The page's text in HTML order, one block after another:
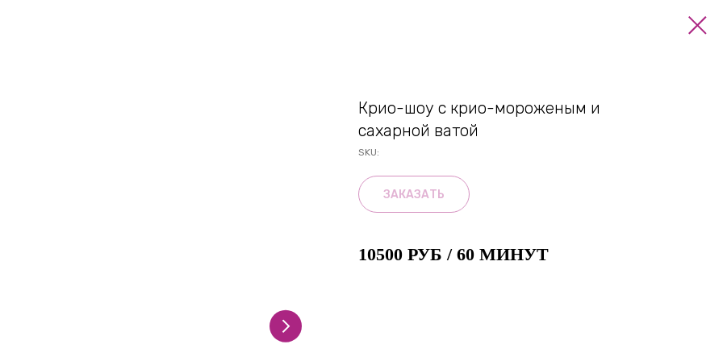
Крио-шоу с крио-мороженым и
сахарной ватой
SKU:
ЗАКАЗАТЬ
10500 РУБ / 60 МИНУТ